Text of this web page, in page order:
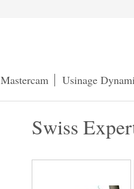
Mastercam Usinage
Swiss